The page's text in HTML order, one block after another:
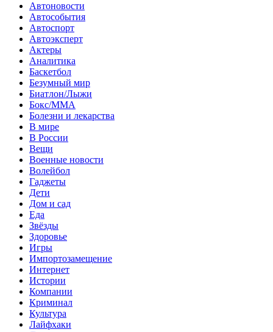
Автоновости
Автособытия
Автоспорт
Автоэксперт
Актеры
Аналитика
Баскетбол
Безумный мир
Биатлон/Лыжи
Бокс/MMA
Болезни и лекарства
В мире
В России
Вещи
Военные новости
Волейбол
Гаджеты
Дети
Дом и сад
Еда
Звёзды
Здоровье
Игры
Импортозамещение
Интернет
Истории
Компании
Криминал
Культура
Лайфхаки